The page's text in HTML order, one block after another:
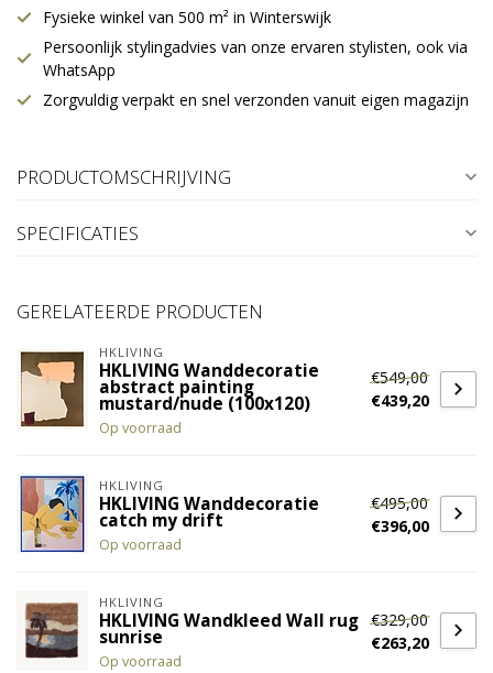
Fysieke winkel van 500 m² in Winterswijk
Persoonlijk stylingadvies van onze ervaren stylisten, ook via
WhatsApp
Zorgvuldig verpakt en snel verzonden vanuit eigen magazijn
PRODUCTOMSCHRIJVING
SPECIFICATIES
GERELATEERDE PRODUCTEN
HKLIVING
HKLIVING Wanddecoratie
abstract painting
mustard/nude (100x120)
Op voorraad
€549,00
€439,20
HKLIVING
HKLIVING Wanddecoratie
catch my drift
Op voorraad
€495,00
€396,00
HKLIVING
HKLIVING Wandkleed Wall rug
sunrise
Op voorraad
€329,00
€263,20